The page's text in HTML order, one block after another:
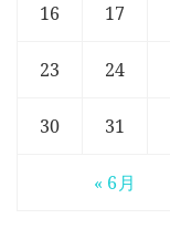
« 6月
16 17
23 24
30 31